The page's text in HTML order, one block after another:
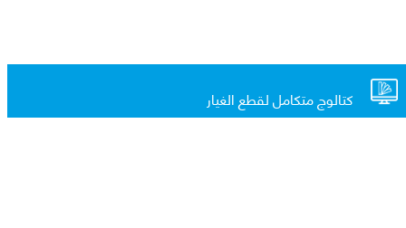
كتالوج متكامل لقطع الغيار